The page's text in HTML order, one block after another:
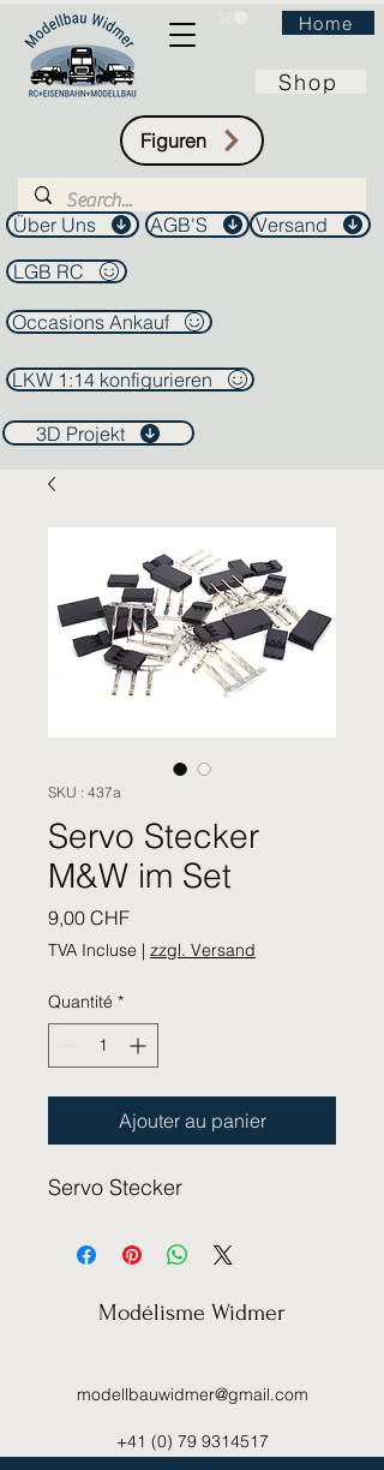
Home
Shop
Figuren
Über Uns AGB'S
Versand
LGB RC
Occasions Ankauf
LKW 1:14 konfigurieren
3D Projekt
SKU : 437a
Servo Stecker
M&W im Set
9,00 CHFPrix
TVA Incluse | zzgl. Versand
Quantité *
Ajouter au panier
Servo Stecker
Modélisme Widmer
modellbauwidmer@gmail.com
+41 (0) 79 9314517